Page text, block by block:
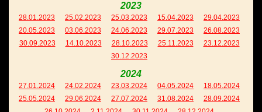
2023
28.01.2023 25.02.2023 25.03.2023 15.04.2023
29.04.2023
20.05.2023
03.06.2023 24.06.2023 29.07.2023
26.08.2023
30.09.2023
14.10.2023 28.10.2023 25.11.2023
23.12.2023
30.12.2023
2024
27.01.2024 24.02.2024 23.03.2024 04.05.2024
18.05.2024
25.05.2024
29.06.2024 27.07.2024 31.08.2024
28.09.2024